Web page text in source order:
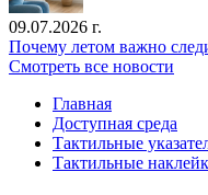
09.07.2026 г.
Почему летом важно
Смотреть все новости
Главная
Доступная среда
Тактильные
Тактильные